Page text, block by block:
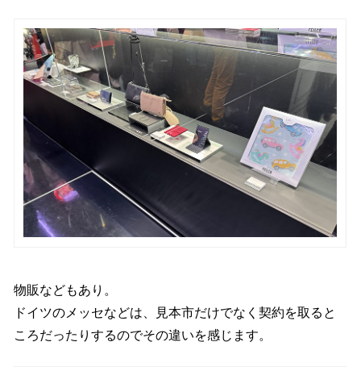
物販などもあり。
ドイツのメッセなどは、見本市だけでなく契約を取ると
ころだったりするのでその違いを感じます。